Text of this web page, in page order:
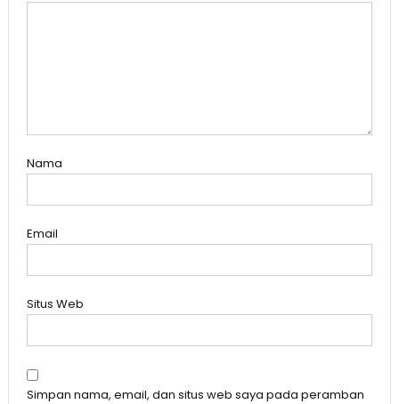
Nama
Email
Situs Web
Simpan nama, email, dan situs web saya pada peramban